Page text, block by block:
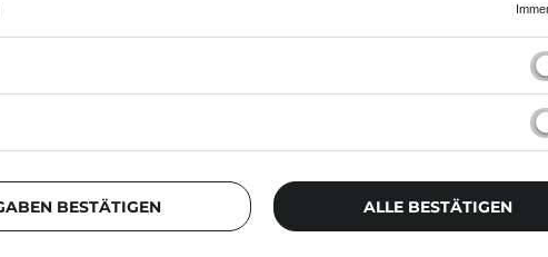
oder
aber
gelöst
24,95
Weitere Produkte der
BESTÄTIGEN ALLE BESTÄTIGEN